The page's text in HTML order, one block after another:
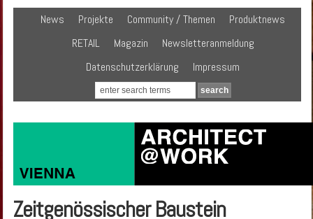
News Projekte Community / Themen
Produktnews
RETAIL
Magazin
Newsletteranmeldung
Datenschutzerklärung
Impressum
Zeitgenössischer Baustein